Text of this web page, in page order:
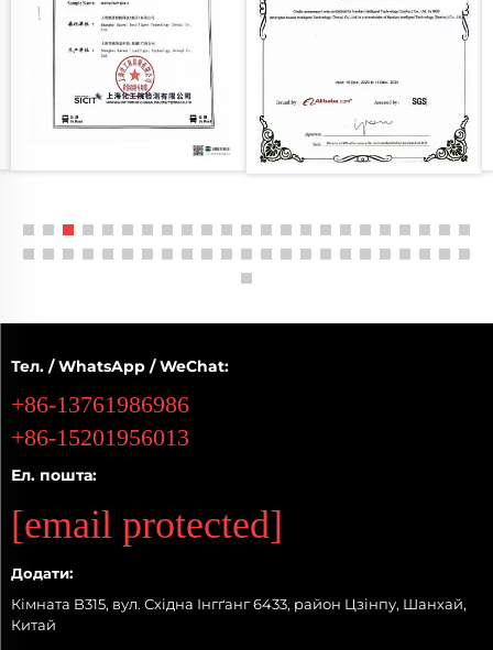
Тел. / WhatsApp / WeChat:
+86-13761986986
+86-15201956013
Ел. пошта:
[email protected]
Додати:
Кімната B315, вул. Східна Інгґанг 6433, район Цзінпу, Шанхай,
Китай